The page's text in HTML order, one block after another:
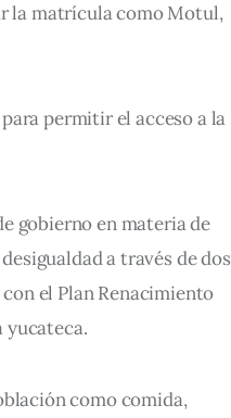
la matrícula como Motul,
permitir el acceso a la
gobierno en materia de
a través de dos
el Plan Renacimiento
yucateca.
como comida,